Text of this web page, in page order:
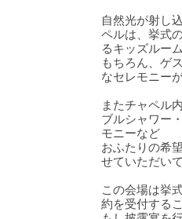
おトクな特典つきフェア
(土) 残◯
【期間限定】来館で最大2
自然光が射し
ペルは、挙式
るキッズルー
もちろん、ゲ
なセレモニー
またチャペル
ブルシャワー
モニーなど
おふたりの希
せていただい
この会場は挙
約を受付する